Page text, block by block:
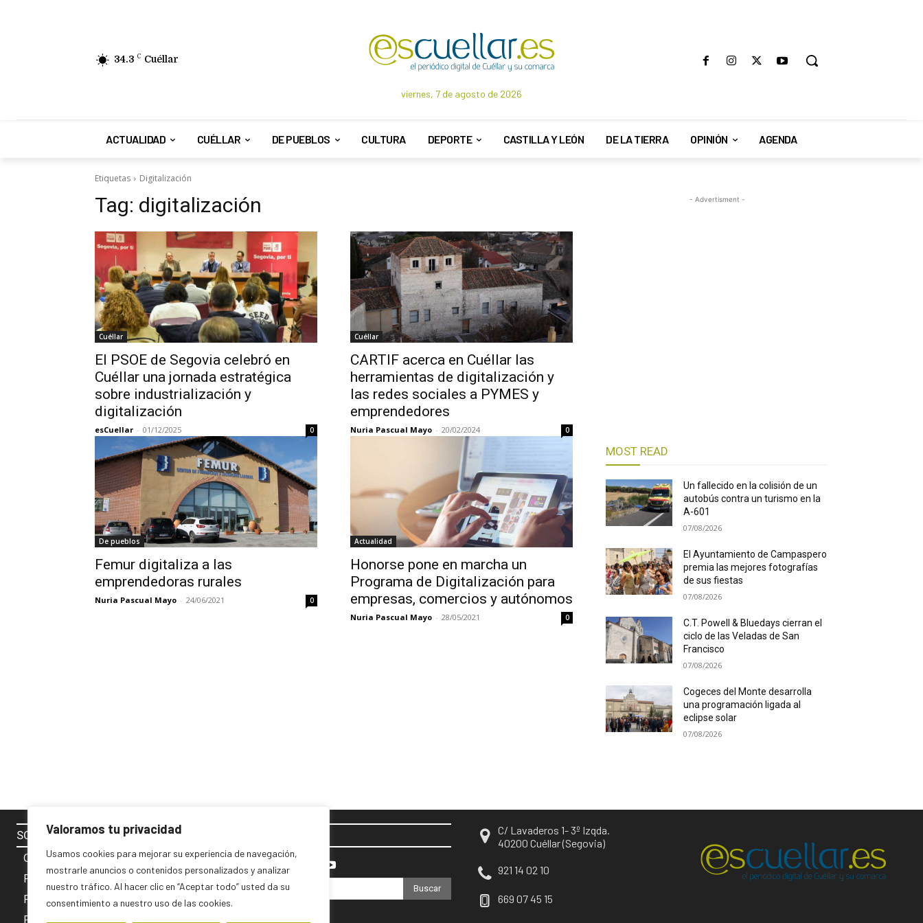
Valoramos tu privacidad
Usamos cookies para mejorar su experiencia de navegación,
mostrarle anuncios o contenidos personalizados y analizar
nuestro tráfico. Al hacer clic en “Aceptar todo” usted da su
consentimiento a nuestro uso de las cookies.
34.3 C Cuéllar
viernes, 7 de agosto de 2026
ACTUALIDAD CUÉLLAR DE PUEBLOS CULTURA DEPORTE CASTILLA Y LEÓN DE LA TIERRA OPINIÓN AGENDA
Etiquetas Digitalización
Tag: digitalización
Cuéllar
El PSOE de Segovia celebró en
Cuéllar una jornada estratégica
sobre industrialización y
digitalización
esCuellar - 01/12/2025 0
Cuéllar
CARTIF acerca en Cuéllar las
herramientas de digitalización y
las redes sociales a PYMES y
emprendedores
Nuria Pascual Mayo - 20/02/2024 0
De pueblos
Femur digitaliza a las
emprendedoras rurales
Nuria Pascual Mayo - 24/06/2021 0
Actualidad
Honorse pone en marcha un
Programa de Digitalización para
empresas, comercios y autónomos
Nuria Pascual Mayo - 28/05/2021 0
- Advertisment -
MOST READ
Un fallecido en la colisión de un
autobús contra un turismo en la
A-601
07/08/2026
El Ayuntamiento de Campaspero
premia las mejores fotografías
de sus fiestas
07/08/2026
C.T. Powell & Bluedays cierran el
ciclo de las Veladas de San
Francisco
07/08/2026
Cogeces del Monte desarrolla
una programación ligada al
eclipse solar
07/08/2026
SOBRE NOSOTROS
Contacto
Política de cookies
Privacidad y Aviso Legal
PUBLICIDAD
Buscar
C/ Lavaderos 1- 3º Izqda.
40200 Cuéllar (Segovia)
921 14 02 10
669 07 45 15